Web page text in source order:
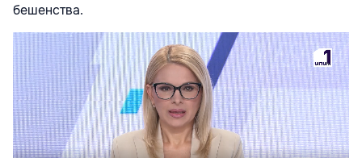
бешенства.